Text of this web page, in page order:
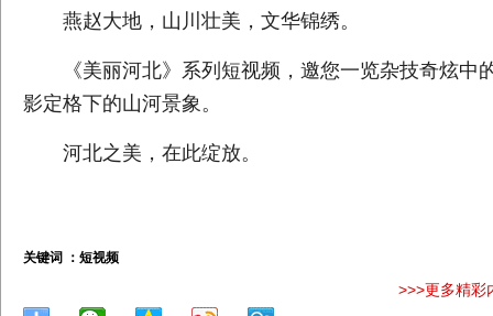
燕赵大地，山川壮美，文华锦绣。
《美丽河北》系列短视频，邀您一览杂技奇炫
影定格下的山河景象。
河北之美，在此绽放。
关键词 ： 短视频
>>>更多精彩